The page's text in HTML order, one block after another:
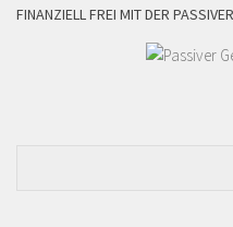
FINANZIELL FREI MIT DER